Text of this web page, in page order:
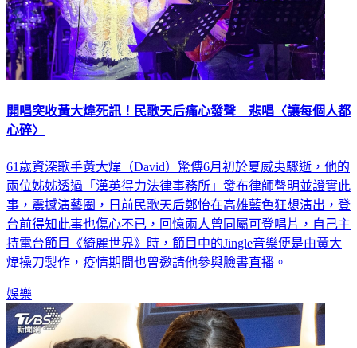
開唱突收黃大煒死訊！民歌天后痛心發聲 悲唱〈讓每個人都
61歲資深歌手黃大煒（David）驚傳6月初於夏威夷驟逝，他的
兩位姊姊透過「漢英得力法律事務所」發布律師聲明並證實此
事，震撼演藝圈，日前民歌天后鄭怡在高雄藍色狂想演出，登
台前得知此事也傷心不已，回憶兩人曾同屬可登唱片，自己主
持電台節目《綺麗世界》時，節目中的Jingle音樂便是由黃大
娛樂